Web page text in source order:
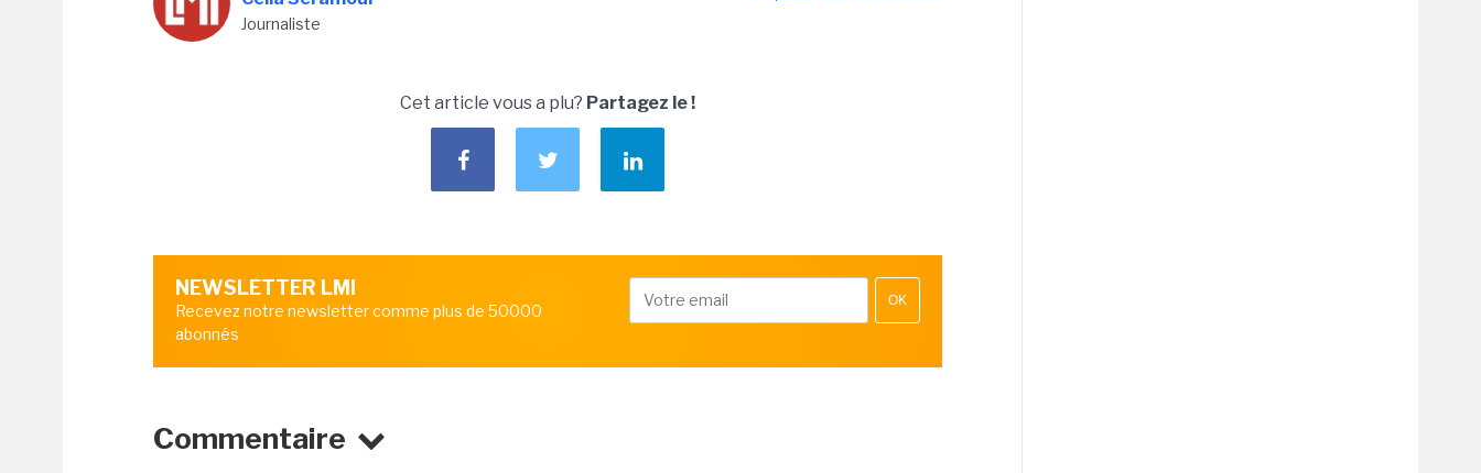
Journaliste
Cet article vous a plu? Partagez le !
NEWSLETTER LMI
Recevez notre newsletter comme plus de 50000
abonnés
OK
Commentaire